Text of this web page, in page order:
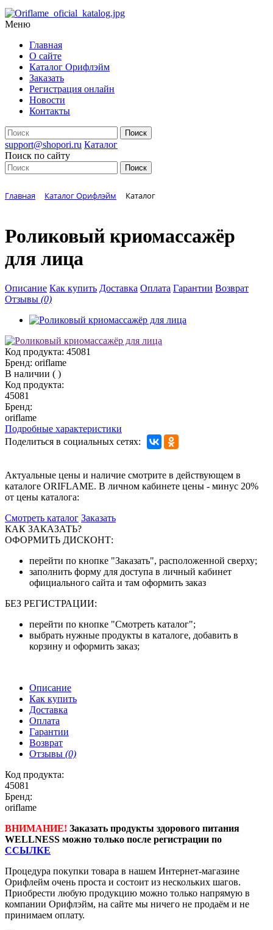
Меню
Главная
О сайте
Каталог Орифлэйм
Заказать
Регистрация онлайн
Новости
Контакты
support@shopori.ru Каталог
Поиск по сайту
Главная Каталог Орифлэйм Каталог
Роликовый криомассажёр
для лица
Описание Как купить Доставка Оплата Гарантии Возврат
Отзывы (0)
Код продукта: 45081
Бренд: oriflame
В наличии ( )
Код продукта:
45081
Бренд:
oriflame
Подробные характеристики
Поделиться в социальных сетях:
Актуальные цены и наличие смотрите в действующем в
каталоге ORIFLAME. В личном кабинете цены - минус 20%
от цены каталога:
Смотреть каталог Заказать
КАК ЗАКАЗАТЬ?
ОФОРМИТЬ ДИСКОНТ:
перейти по кнопке "Заказать", расположенной сверху;
заполнить форму для доступа в личный кабинет
официального сайта и там оформить заказ
БЕЗ РЕГИСТРАЦИИ:
перейти по кнопке "Смотреть каталог";
выбрать нужные продукты в каталоге, добавить в
корзину и оформить заказ;
Описание
Как купить
Доставка
Оплата
Гарантии
Возврат
Отзывы (0)
Код продукта:
45081
Бренд:
oriflame
ВНИМАНИЕ! Заказать продукты здорового питания
WELLNESS можно только после регистрации по
ССЫЛКЕ
Процедура покупки товара в нашем Интернет-магазине
Орифлейм очень проста и состоит из нескольких шагов.
Приобрести любую продукцию можно только напрямую в
компании Орифлэйм, на сайте мы ничего не продаём и не
принимаем оплату.